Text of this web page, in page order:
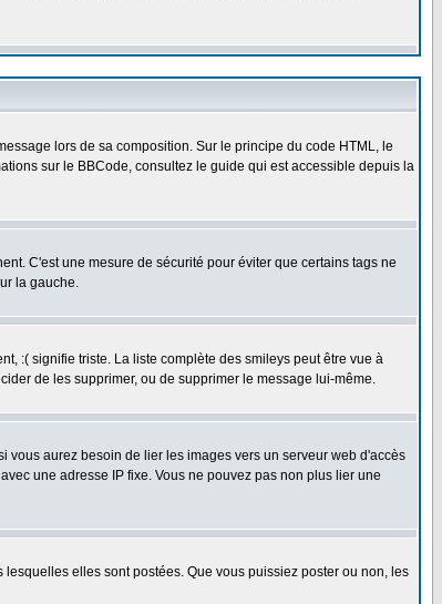
lors de sa composition. Sur le principe du code HTML, le
sur le BBCode, consultez le guide qui est accessible depuis la
C'est une mesure de sécurité pour éviter que certains tags ne
la gauche.
:( signifie triste. La liste complète des smileys peut être vue à
de les supprimer, ou de supprimer le message lui-même.
vous aurez besoin de lier les images vers un serveur web d'accès
une adresse IP fixe. Vous ne pouvez pas non plus lier une
elles sont postées. Que vous puissiez poster ou non, les